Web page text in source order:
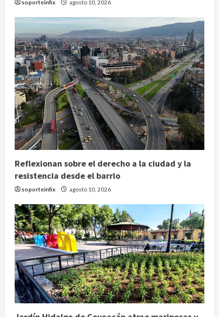
soporteinfix agosto 10, 2026
Reflexionan sobre el derecho a la ciudad y la
resistencia desde el barrio
soporteinfix agosto 10, 2026